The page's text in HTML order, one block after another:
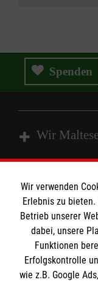
Spenden
Wir
Angebote
Unsere Kurse
Mitwirken
Standorte
Kontakt
Impressum
Malteser
Wir verwenden
Erlebnis zu
Betrieb unserer
dabei, unsere
Funktionen
Erfolgskontrolle
wie z.B. Google